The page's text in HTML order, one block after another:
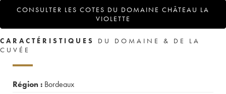
CONSULTER LES COTES DU DOMAINE CHÂTEAU LA
VIOLETTE
CARACTÉRISTIQUES
DU DOMAINE & DE LA
CUVÉE
Région : Bordeaux